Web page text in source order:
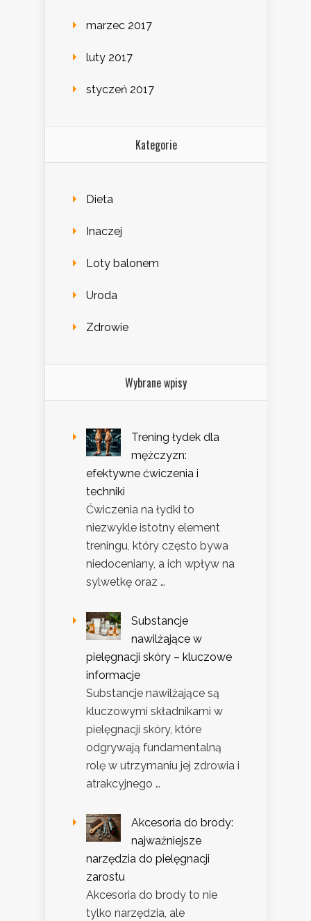
marzec 2017
luty 2017
styczeń 2017
Kategorie
Dieta
Inaczej
Loty balonem
Uroda
Zdrowie
Wybrane wpisy
Trening łydek dla
mężczyzn:
efektywne ćwiczenia i
techniki
Ćwiczenia na łydki to
niezwykle istotny element
treningu, który często bywa
niedoceniany, a ich wpływ na
sylwetkę oraz …
Substancje
nawilżające w
pielęgnacji skóry – kluczowe
informacje
Substancje nawilżające są
kluczowymi składnikami w
pielęgnacji skóry, które
odgrywają fundamentalną
rolę w utrzymaniu jej zdrowia i
atrakcyjnego …
Akcesoria do brody:
najważniejsze
narzędzia do pielęgnacji
zarostu
Akcesoria do brody to nie
tylko narzędzia, ale